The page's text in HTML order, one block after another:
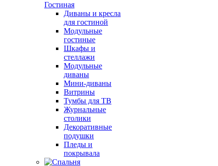
Гостиная
Диваны и кресла
для гостиной
Модульные
гостиные
Шкафы и
стеллажи
Модульные
диваны
Мини-диваны
Витрины
Тумбы для ТВ
Журнальные
столики
Декоративные
подушки
Пледы и
покрывала